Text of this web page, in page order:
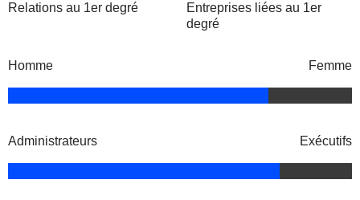
Relations au 1er degré
Entreprises liées au 1er
degré
Homme Femme
Administrateurs Exécutifs